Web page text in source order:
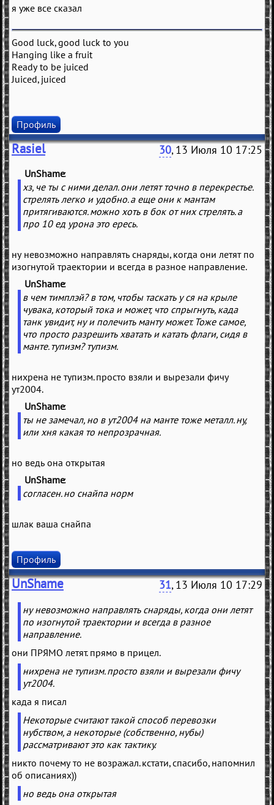
я уже все сказал
Good luck, good luck to you
Hanging like a fruit
Ready to be juiced
Juiced, juiced
Профиль
Rasiel 30, 13 Июля 10 17:25
UnShame
хз, че ты с ними делал. они летят точно в перекрестье.
стрелять легко и удобно. а еще они к мантам
притягиваются. можно хоть в бок от них стрелять. а
про 10 ед урона это ересь.
ну невозможно направлять снаряды, когда они летят по
изогнутой траектории и всегда в разное направление.
UnShame
в чем тимплэй? в том, чтобы таскать у ся на крыле
чувака, который тока и может, что спрыгнуть, када
танк увидит, ну и полечить манту может. Тоже самое,
что просто разрешить хватать и катать флаги, сидя в
манте. тупизм? тупизм.
нихрена не тупизм. просто взяли и вырезали фичу
ут2004.
UnShame
ты не замечал, но в ут2004 на манте тоже металл. ну,
или хня какая то непрозрачная.
но ведь она открытая
UnShame
согласен. но снайпа норм
шлак ваша снайпа
Профиль
UnShame 31, 13 Июля 10 17:29
ну невозможно направлять снаряды, когда они летят
по изогнутой траектории и всегда в разное
направление.
они ПРЯМО летят. прямо в прицел.
нихрена не тупизм. просто взяли и вырезали фичу
ут2004.
када я писал
Некоторые считают такой способ перевозки
нубством, а некоторые (собственно, нубы)
рассматривают это как тактику.
никто почему то не возражал. кстати, спасибо, напомнил
об описаниях))
но ведь она открытая